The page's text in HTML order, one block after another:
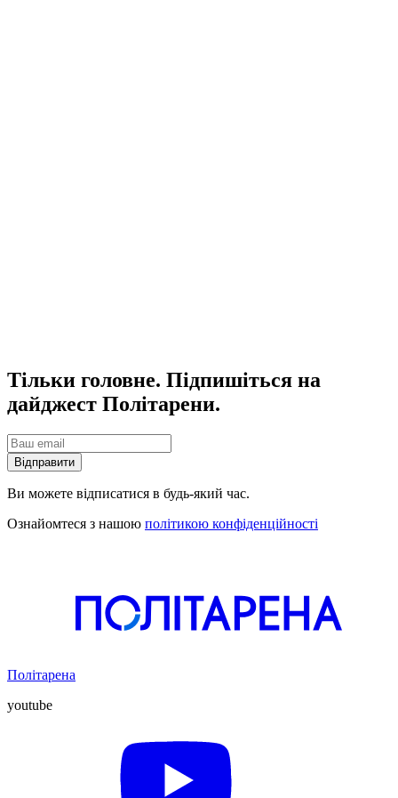
Тільки головне. Підпишіться на
дайджест Політарени.
Відправити
Ви можете відписатися в будь-який час.
Ознайомтеся з нашою політикою конфіденційності
Політарена
youtube